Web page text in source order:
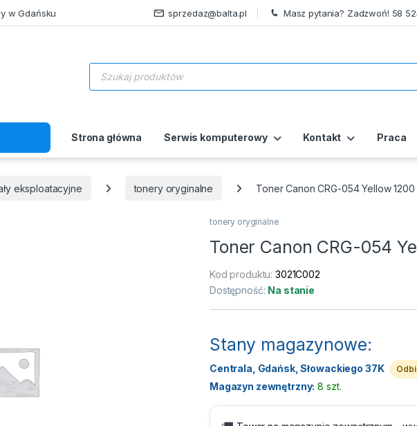
w Gdańsku sprzedaz@balta.pl Masz pytania? Zadzwoń! 58
Wyszukiwarka produktów
Strona główna Serwis komputerowy Kontakt Praca
eksploatacyjne tonery oryginalne Toner Canon CRG-054 Yellow 1200
tonery oryginalne
Toner Canon CRG-054
Kod produktu:3021C002
Dostępność: Na stanie
Stany magazynowe:
Centrala, Gdańsk, Słowackiego 37K
Magazyn zewnętrzny: 8 szt.